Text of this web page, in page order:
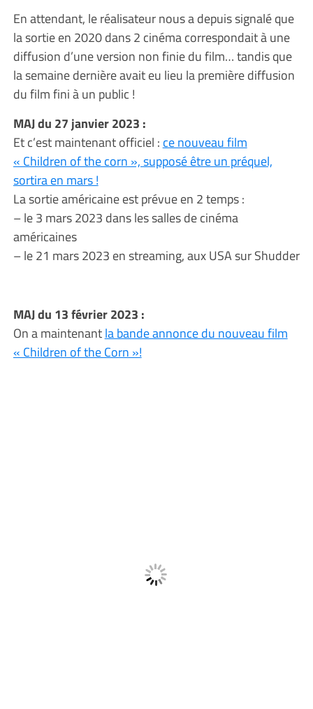
En attendant, le réalisateur nous a depuis signalé que
la sortie en 2020 dans 2 cinéma correspondait à une
diffusion d’une version non finie du film… tandis que
la semaine dernière avait eu lieu la première diffusion
du film fini à un public !
MAJ du 27 janvier 2023 :
Et c’est maintenant officiel : ce nouveau film
« Children of the corn », supposé être un préquel,
sortira en mars !
La sortie américaine est prévue en 2 temps :
– le 3 mars 2023 dans les salles de cinéma
américaines
– le 21 mars 2023 en streaming, aux USA sur Shudder
MAJ du 13 février 2023 :
On a maintenantla bande annonce du nouveau film
« Children of the Corn »!